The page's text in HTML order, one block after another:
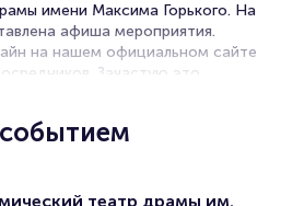
имени Максима Горького. На
афиша мероприятия.
на нашем официальном сайте
Зачастую это
достать билет на пьесу.
«Люкс №13»
театр драмы им.